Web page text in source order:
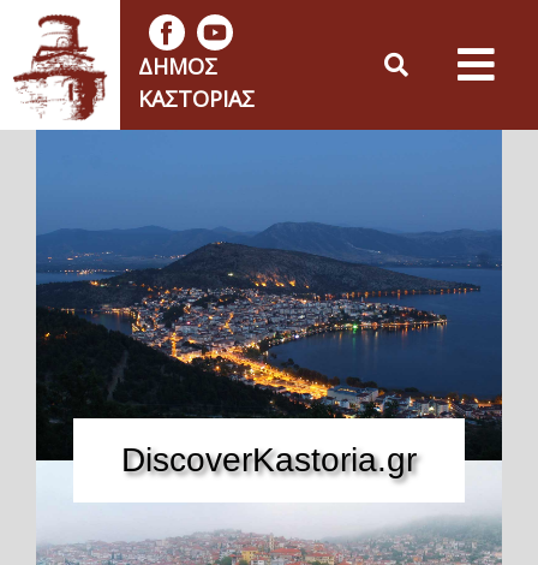
ΔΉΜΟΣ
ΚΑΣΤΟΡΙΆΣ
DiscoverKastoria.gr